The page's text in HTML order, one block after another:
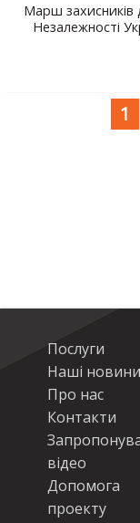
Марш захисників
Незалежності
1
Послуги
Наші новини
Про нас
Контакти
відео
Допомога
проекту